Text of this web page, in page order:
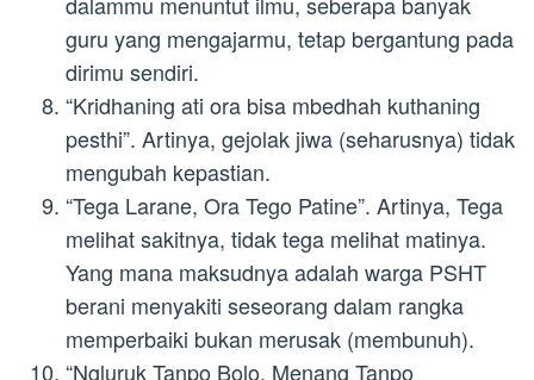
guru yang mengajarmu, tetap bergantung pada
dirimu sendiri.
“Kridhaning ati ora bisa mbedhah kuthaning
pesthi”. Artinya, gejolak jiwa (seharusnya) tidak
mengubah kepastian.
“Tega Larane, Ora Tego Patine”. Artinya, Tega
melihat sakitnya, tidak tega melihat matinya.
Yang mana maksudnya adalah warga PSHT
berani menyakiti seseorang dalam rangka
memperbaiki bukan merusak (membunuh).
“Ngluruk Tanpo Bolo, Menang Tanpo